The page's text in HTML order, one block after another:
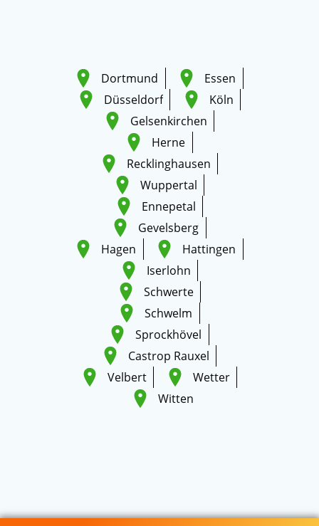
Dortmund
Essen
Düsseldorf
Köln
Gelsenkirchen
Herne
Recklinghausen
Wuppertal
Ennepetal
Gevelsberg
Hagen
Hattingen
Iserlohn
Schwerte
Schwelm
Sprockhövel
Castrop Rauxel
Velbert
Wetter
Witten